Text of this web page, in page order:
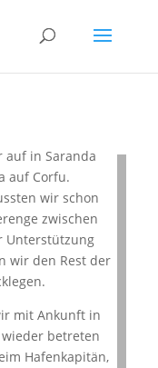
auf in Saranda
auf Corfu.
wir schon
zwischen
Unterstützung
wir den Rest der
mit Ankunft in
betreten
Hafenkapitän,